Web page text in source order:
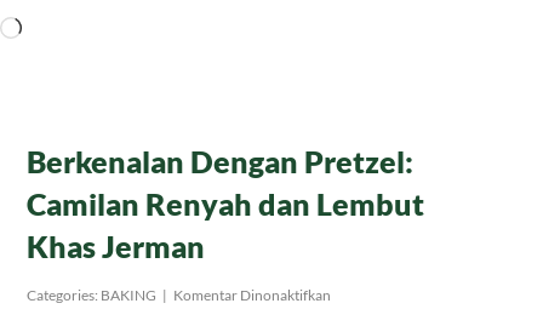
Tentang Kami
Produk
Memuat...
Berkenalan Dengan Pretzel:
Camilan Renyah dan Lembut
Khas Jerman
Categories: BAKING | Komentar Dinonaktifkan